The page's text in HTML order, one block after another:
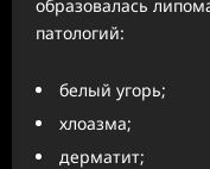
образовалась
патологий:
белый угорь;
хлоазма;
дерматит;